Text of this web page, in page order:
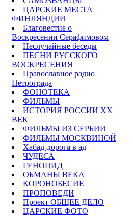
ЦАРСКИЕ МЕСТА
ФИНЛЯНДИИ
Благовестие о
Воскресении Серафимовом
Неслучайные беседы
ПЕСНИ РУССКОГО
ВОСКРЕСЕНИЯ
Православное радио
Петрограда
ФОНОТЕКА
ФИЛЬМЫ
ИСТОРИЯ РОССИИ ХХ
ВЕК
ФИЛЬМЫ ИЗ СЕРБИИ
ФИЛЬМЫ МОСКВИНОЙ
Хабад-дорога в ад
ЧУДЕСА
ГЕНОЦИД
ОБМАНЫ ВЕКА
КОРОНОБЕСИЕ
ПРОПОВЕДИ
Проект ОБЩЕЕ ДЕЛО
ЦАРСКИЕ ФОТО